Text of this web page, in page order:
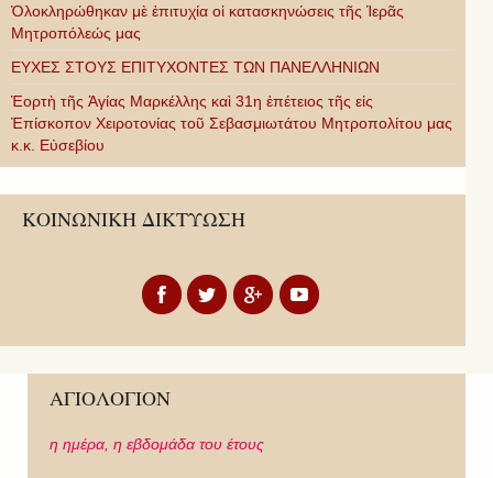
Ὁλοκληρώθηκαν μὲ ἐπιτυχία οἱ κατασκηνώσεις τῆς Ἱερᾶς
Μητροπόλεώς μας
ΕΥΧΕΣ ΣΤΟΥΣ ΕΠΙΤΥΧΟΝΤΕΣ ΤΩΝ ΠΑΝΕΛΛΗΝΙΩΝ
Ἑορτὴ τῆς Ἁγίας Μαρκέλλης καὶ 31η ἐπέτειος τῆς εἰς
Ἐπίσκοπον Χειροτονίας τοῦ Σεβασμιωτάτου Μητροπολίτου μας
κ.κ. Εὐσεβίου
ΚΟΙΝΩΝΙΚΗ ΔΙΚΤΥΩΣΗ
ΑΓΙΟΛΟΓΙΟΝ
η ημέρα, η εβδομάδα του έτους